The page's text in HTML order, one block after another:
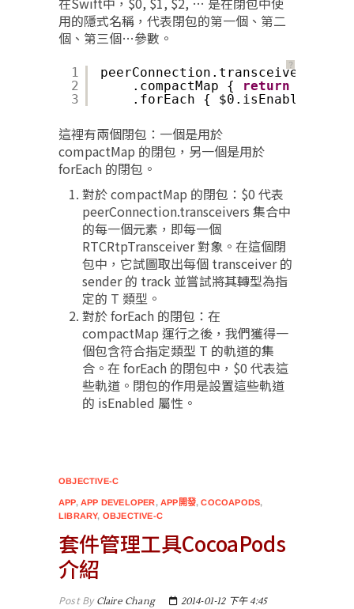
用的隱式名稱，代表閉包的第一個、第二
個、第三個…參數。
？
1
2
3
peerConnection.transceivers
.compactMap {
return
.forEach { $0.isEnabled =
這裡有兩個閉包：一個是用於
compactMap 的閉包，另一個是用於
forEach 的閉包。
對於 compactMap 的閉包：$0 代表
peerConnection.transceivers 集合中
的每一個元素，即每一個
RTCRtpTransceiver 對象。在這個閉
包中，它試圖取出每個 transceiver 的
sender 的 track 並嘗試將其轉型為指
定的 T 類型。
對於 forEach 的閉包：在
compactMap 運行之後，我們獲得一
個包含符合指定類型 T 的軌道的集
合。在 forEach 的閉包中，$0 代表這
些軌道。閉包的作用是設置這些軌道
的 isEnabled 屬性。
OBJECTIVE-C
APP,APP DEVELOPER,APP開發,COCOAPODS,
LIBRARY, OBJECTIVE-C
套件管理工具CocoaPods
介紹
Post ByClaire Chang 2014-01-12 下午 4:45